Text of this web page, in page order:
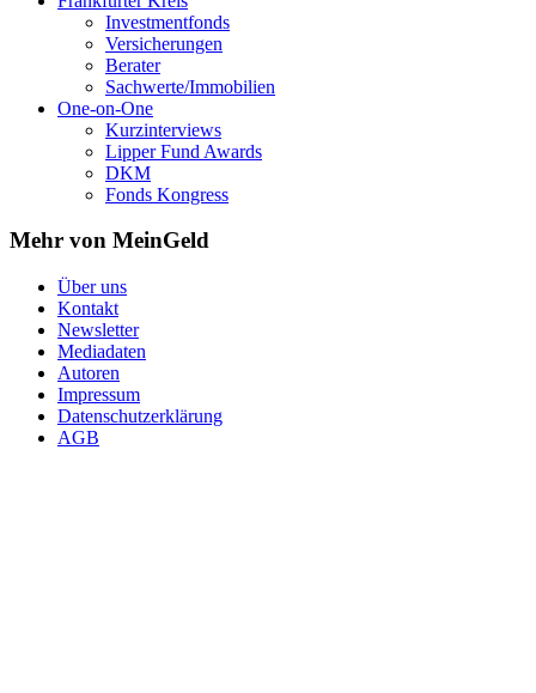
Investmentfonds
Versicherungen
Berater
Sachwerte/Immobilien
One-on-One
Kurzinterviews
Lipper Fund Awards
DKM
Fonds Kongress
Mehr von MeinGeld
Über uns
Kontakt
Newsletter
Mediadaten
Autoren
Impressum
Datenschutzerklärung
AGB